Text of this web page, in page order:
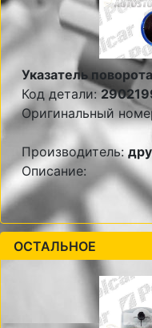
Указатель
Код детали:
Оригинальный
Производитель:
Описание:
ОСТАЛЬНОЕ